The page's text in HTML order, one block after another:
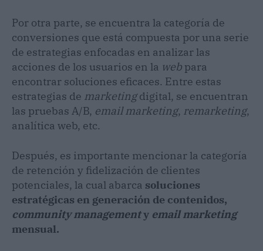
Por otra parte, se encuentra la categoría de
conversiones que está compuesta por una serie
de estrategias enfocadas en analizar las
acciones de los usuarios en la web para
encontrar soluciones eficaces. Entre estas
estrategias de marketingdigital, se encuentran
las pruebas A/B, email marketing, remarketing,
analítica web, etc.
Después, es importante mencionar la categoría
de retención y fidelización de clientes
potenciales, la cual abarca soluciones
estratégicas en generación de contenidos,
community managementy email marketing
mensual.